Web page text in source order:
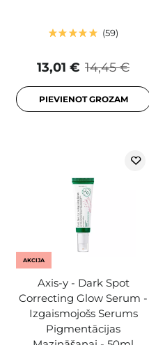
59
14,45 €
13,01 €
PIEVIENOT GROZAM
AKCIJA
Axis-y - Dark Spot
Correcting Glow Serum -
Izgaismojošs Serums
Pigmentācijas